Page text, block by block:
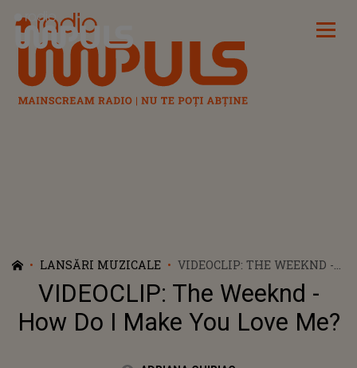
Radio Impuls
LANSĂRI MUZICALE
VIDEOCLIP: THE WEEKND -
HOW DO I MAKE YOU LOVE
ME?
VIDEOCLIP: The Weeknd -
How Do I Make You Love Me?